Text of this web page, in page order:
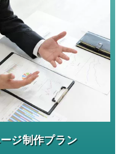
ジ制作プラン